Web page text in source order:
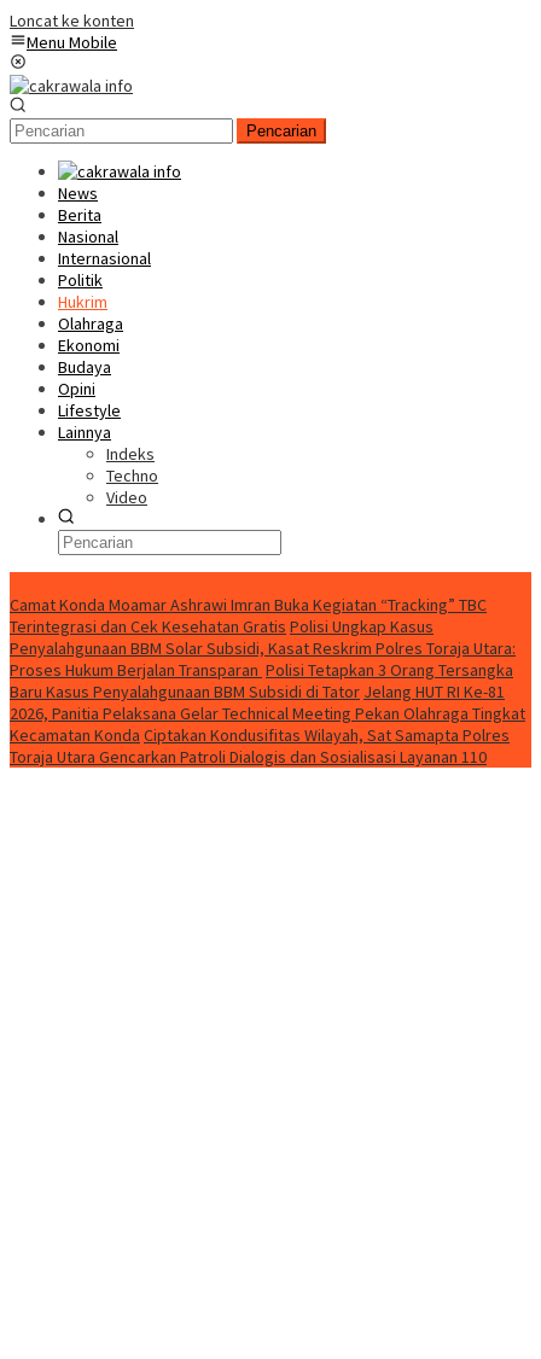
Loncat ke konten
Menu Mobile
Pencarian
News
Berita
Nasional
Internasional
Politik
Hukrim
Olahraga
Ekonomi
Budaya
Opini
Lifestyle
Lainnya
Indeks
Techno
Video
Camat Konda Moamar Ashrawi Imran Buka Kegiatan “Tracking” TBC
Terintegrasi dan Cek Kesehatan Gratis Polisi Ungkap Kasus
Penyalahgunaan BBM Solar Subsidi, Kasat Reskrim Polres Toraja Utara:
Proses Hukum Berjalan Transparan Polisi Tetapkan 3 Orang Tersangka
Baru Kasus Penyalahgunaan BBM Subsidi di Tator Jelang HUT RI Ke-81
2026, Panitia Pelaksana Gelar Technical Meeting Pekan Olahraga Tingkat
Kecamatan Konda Ciptakan Kondusifitas Wilayah, Sat Samapta Polres
Toraja Utara Gencarkan Patroli Dialogis dan Sosialisasi Layanan 110